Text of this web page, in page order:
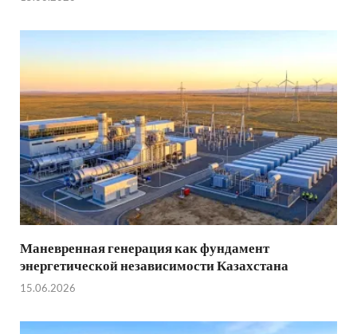
Маневренная генерация как фундамент
энергетической независимости Казахстана
15.06.2026